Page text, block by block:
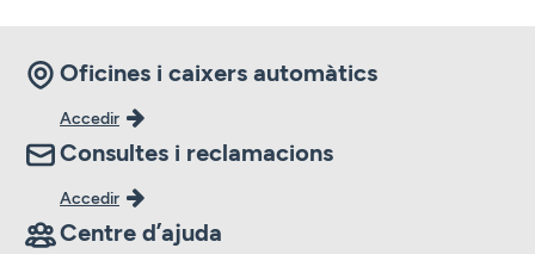
Oficines i caixers automàtics
Accedir
Consultes i reclamacions
Accedir
Centre d’ajuda